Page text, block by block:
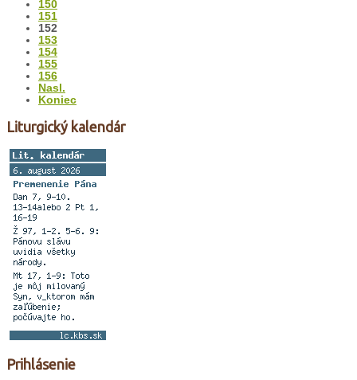
150
151
152
153
154
155
156
Nasl.
Koniec
Liturgický kalendár
Prihlásenie